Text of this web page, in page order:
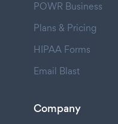
POWR Business
Plans & Pricing
HIPAA Forms
Email Blast
Company